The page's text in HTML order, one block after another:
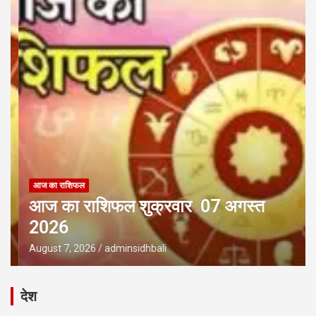
आज का राशिफल
आज का राशिफल शुक्रवार 07 अगस्त
2026
August 7, 2026 adminsidhbali
देश